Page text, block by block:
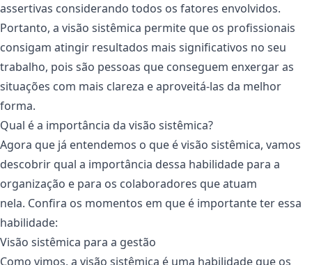
assertivas considerando todos os fatores envolvidos.
Portanto, a visão sistêmica permite que os profissionais
consigam atingir resultados mais significativos no seu
trabalho, pois são pessoas que conseguem enxergar as
situações com mais clareza e aproveitá-las da melhor
forma.
Qual é a importância da visão sistêmica?
Agora que já entendemos o que é visão sistêmica, vamos
descobrir qual a importância dessa habilidade para a
organização e para os colaboradores que atuam
nela. Confira os momentos em que é importante ter essa
habilidade:
Visão sistêmica para a gestão
Como vimos, a visão sistêmica é uma habilidade que os